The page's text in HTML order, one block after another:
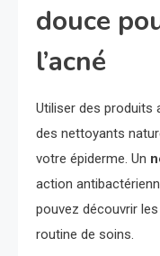
douce
l’acné
Utiliser des produits
des nettoyants
votre épiderme. Un
action
pouvez découvrir les
routine de soins.